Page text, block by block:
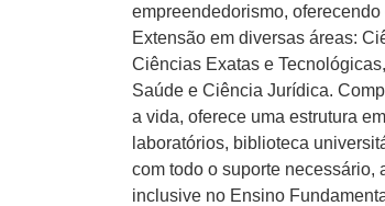
empreendedorismo,
Extensão em diversas áreas:
Ciências Exatas e
Saúde e Ciência Jurídica.
a vida, oferece uma estrutura
laboratórios, biblioteca
com todo o suporte necessário,
inclusive no Ensino